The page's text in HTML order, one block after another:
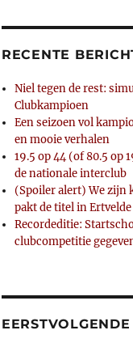
RECENTE
Niel tegen de rest:
Clubkampioen
Een seizoen vol
en mooie verhalen
19.5 op 44 (of 80.5 op
de nationale interclub
(Spoiler alert) We zijn
pakt de titel in Ertvelde
Recordeditie:
clubcompetitie